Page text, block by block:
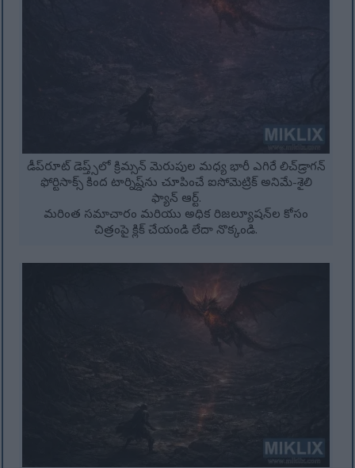
డీప్‌రూట్ డెప్త్స్‌లో క్రిమ్సన్ మెరుపుల మధ్య భారీ ఎగిరే లిచ్‌డ్రాగన్
ఫోర్టిసాక్స్ కింద టార్నిష్డ్‌ను చూపించే ఐసోమెట్రిక్ అనిమే-శైలి
ఫ్యాన్ ఆర్ట్.
మరింత సమాచారం మరియు అధిక రిజల్యూషన్‌ల కోసం
చిత్రంపై క్లిక్ చేయండి లేదా నొక్కండి.